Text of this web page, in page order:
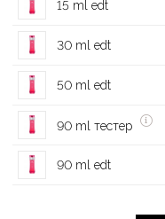
15 ml edt
30 ml edt
50 ml edt
90 ml тестер
90 ml edt